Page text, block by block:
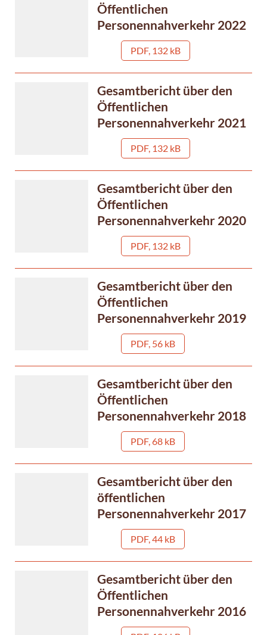
Öffentlichen
Personennahverkehr 2022
PDF, 132 kB
Gesamtbericht über den
Öffentlichen
Personennahverkehr 2021
PDF, 132 kB
Gesamtbericht über den
Öffentlichen
Personennahverkehr 2020
PDF, 132 kB
Gesamtbericht über den
Öffentlichen
Personennahverkehr 2019
PDF, 56 kB
Gesamtbericht über den
Öffentlichen
Personennahverkehr 2018
PDF, 68 kB
Gesamtbericht über den
öffentlichen
Personennahverkehr 2017
PDF, 44 kB
Gesamtbericht über den
Öffentlichen
Personennahverkehr 2016